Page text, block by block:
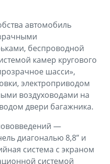
автомобиль
беспроводной
камер кругового
шасси»,
электроприводом
воздуховодами на
двери багажника.
—
диагональю 8,8” и
система с экраном
системой